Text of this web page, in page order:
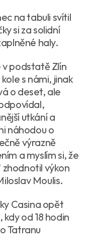
na tabuli svítil
si za solidní
haly.
podstatě Zlín
s námi, jinak
o deset, ale
utkání a
náhodou o
výrazně
a myslím si, že
výkon
Moulis.
Casina opět
od 18 hodin
Tatranu